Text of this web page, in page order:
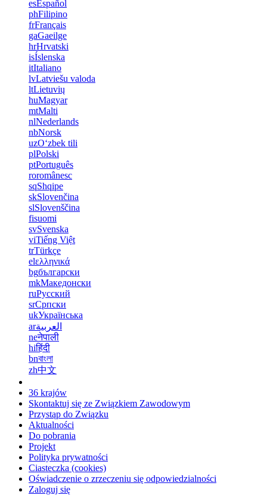
esEspañol
phFilipino
frFrançais
gaGaeilge
hrHrvatski
isÍslenska
itItaliano
lvLatviešu valoda
ltLietuvių
huMagyar
mtMalti
nlNederlands
nbNorsk
uzOʻzbek tili
plPolski
ptPortuguês
roromânesc
sqShqipe
skSlovenčina
slSlovenščina
fisuomi
svSvenska
viTiếng Việt
trTürkçe
elελληνικά
bgбългарски
mkМакедонски
ruРусский
srСрпски
ukУкраїнська
arالعربية
neनेपाली
hiहिंदी
bnবাংলা
zh中文
36 krajów
Skontaktuj się ze Związkiem Zawodowym
Przystąp do Związku
Aktualności
Do pobrania
Projekt
Polityka prywatności
Ciasteczka (cookies)
Oświadczenie o zrzeczeniu się odpowiedzialności
Zaloguj się